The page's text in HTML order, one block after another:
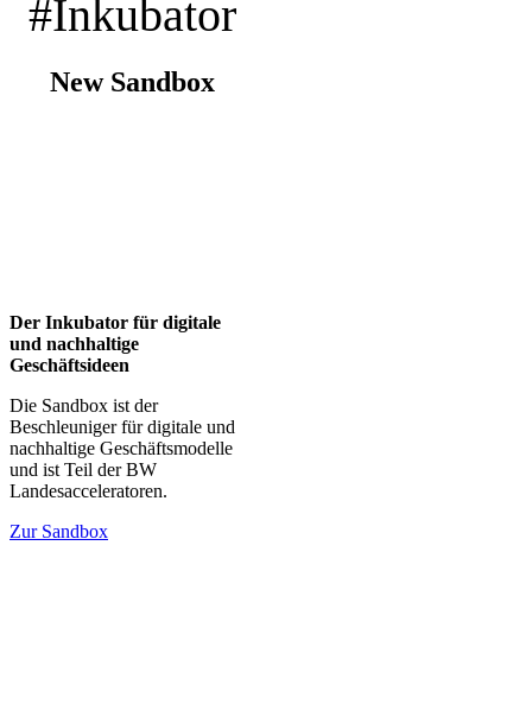
#Inkubator
New Sandbox
Der Inkubator für digitale
und nachhaltige
Geschäftsideen
Die Sandbox ist der
Beschleuniger für digitale und
nachhaltige Geschäftsmodelle
und ist Teil der BW
Landesacceleratoren.
Zur Sandbox